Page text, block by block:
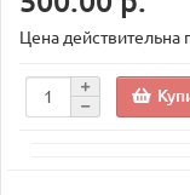
Цена действительна